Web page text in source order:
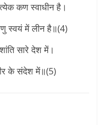
कण स्वाधीन है।
स्वयं में लीन है॥(4)
सारे देश में।
के संदेश में॥(5)